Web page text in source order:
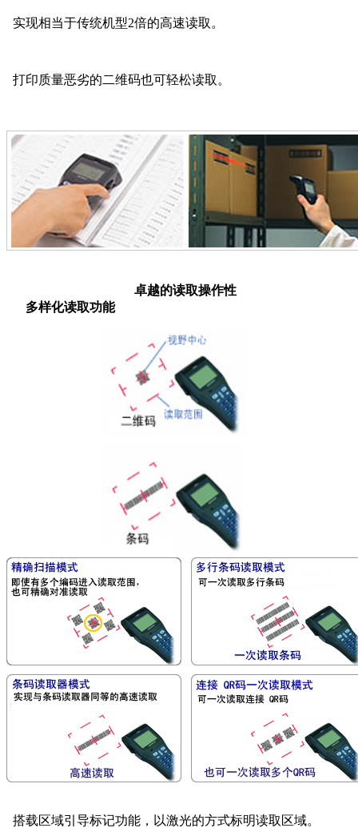
实现相当于传统机型2倍的高速读取。
打印质量恶劣的二维码也可轻松读取。
卓越的读取操作性
多样化读取功能
搭载区域引导标记功能，以激光的方式标明读取区域。